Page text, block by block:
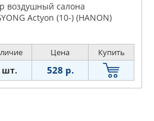
воздушный салона
Actyon (10-) (HANON)
Цена Купить
шт. 528 р.